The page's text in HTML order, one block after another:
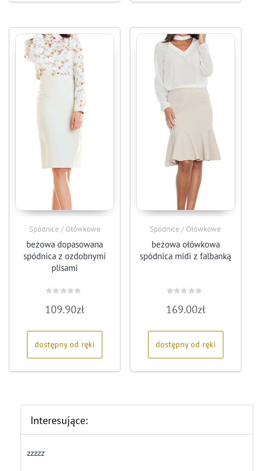
Spódnice / Ołówkowe
beżowa dopasowana
spódnica z ozdobnymi
plisami
0
na
109.90zł
dostępny od ręki
Spódnice / Ołówkowe
beżowa ołówkowa
spódnica midi z falbanką
0
na
169.00zł
dostępny od ręki
Interesujące:
zzzzz